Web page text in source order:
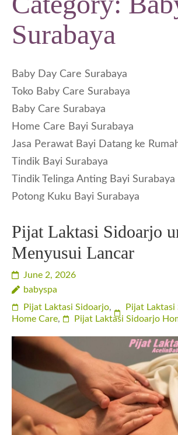
Surabaya
Baby Day Care Surabaya
Toko Baby Care Surabaya
Baby Care Surabaya
Home Care Bayi Surabaya
Jasa Perawat Bayi Datang ke
Tindik Bayi Surabaya
Tindik Telinga Anting Bayi Surabaya
Potong Kuku Bayi Surabaya
Pijat Laktasi Sidoarjo
Menyusui Lancar
June 2, 2026
babyspa
Pijat Laktasi Sidoarjo,
Pijat Laktasi
Home Care, Pijat Laktasi Sidoarjo